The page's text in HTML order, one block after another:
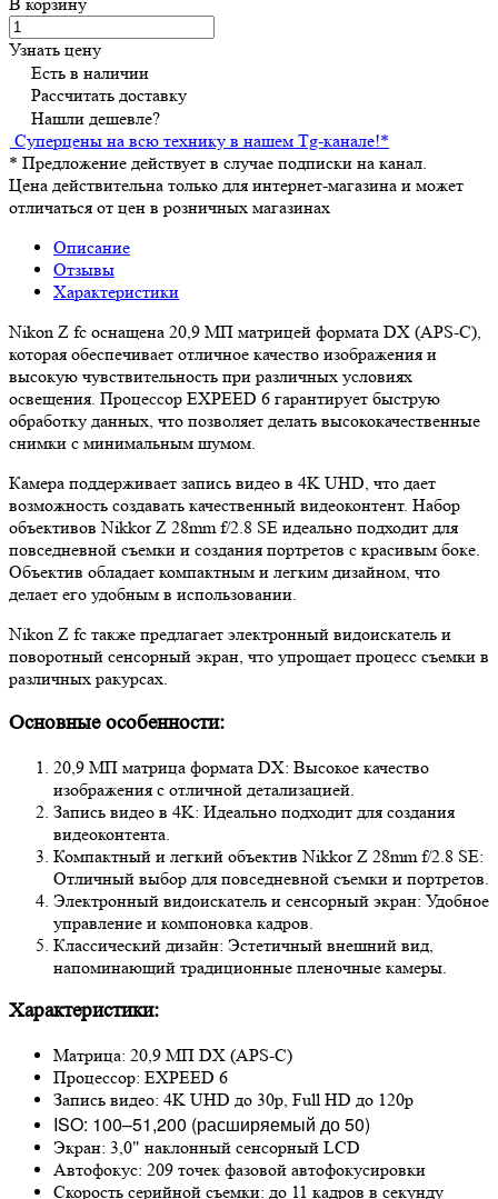
В корзину
Узнать цену
Есть в наличии
Рассчитать доставку
Нашли дешевле?
Суперцены на всю технику в нашем Tg-канале!*
* Предложение действует в случае подписки на канал.
Цена действительна только для интернет-магазина и может
отличаться от цен в розничных магазинах
Описание
Отзывы
Характеристики
Nikon Z fc оснащена 20,9 МП матрицей формата DX (APS-C),
которая обеспечивает отличное качество изображения и
высокую чувствительность при различных условиях
освещения. Процессор EXPEED 6 гарантирует быструю
обработку данных, что позволяет делать высококачественные
снимки с минимальным шумом.
Камера поддерживает запись видео в 4K UHD, что дает
возможность создавать качественный видеоконтент. Набор
объективов Nikkor Z 28mm f/2.8 SE идеально подходит для
повседневной съемки и создания портретов с красивым боке.
Объектив обладает компактным и легким дизайном, что
делает его удобным в использовании.
Nikon Z fc также предлагает электронный видоискатель и
поворотный сенсорный экран, что упрощает процесс съемки в
различных ракурсах.
Основные особенности:
20,9 МП матрица формата DX: Высокое качество
изображения с отличной детализацией.
Запись видео в 4K: Идеально подходит для создания
видеоконтента.
Компактный и легкий объектив Nikkor Z 28mm f/2.8 SE:
Отличный выбор для повседневной съемки и портретов.
Электронный видоискатель и сенсорный экран: Удобное
управление и компоновка кадров.
Классический дизайн: Эстетичный внешний вид,
напоминающий традиционные пленочные камеры.
Характеристики:
Матрица: 20,9 МП DX (APS-C)
Процессор: EXPEED 6
Запись видео: 4K UHD до 30p, Full HD до 120p
ISO: 100–51,200 (расширяемый до 50)
Экран: 3,0" наклонный сенсорный LCD
Автофокус: 209 точек фазовой автофокусировки
Скорость серийной съемки: до 11 кадров в секунду